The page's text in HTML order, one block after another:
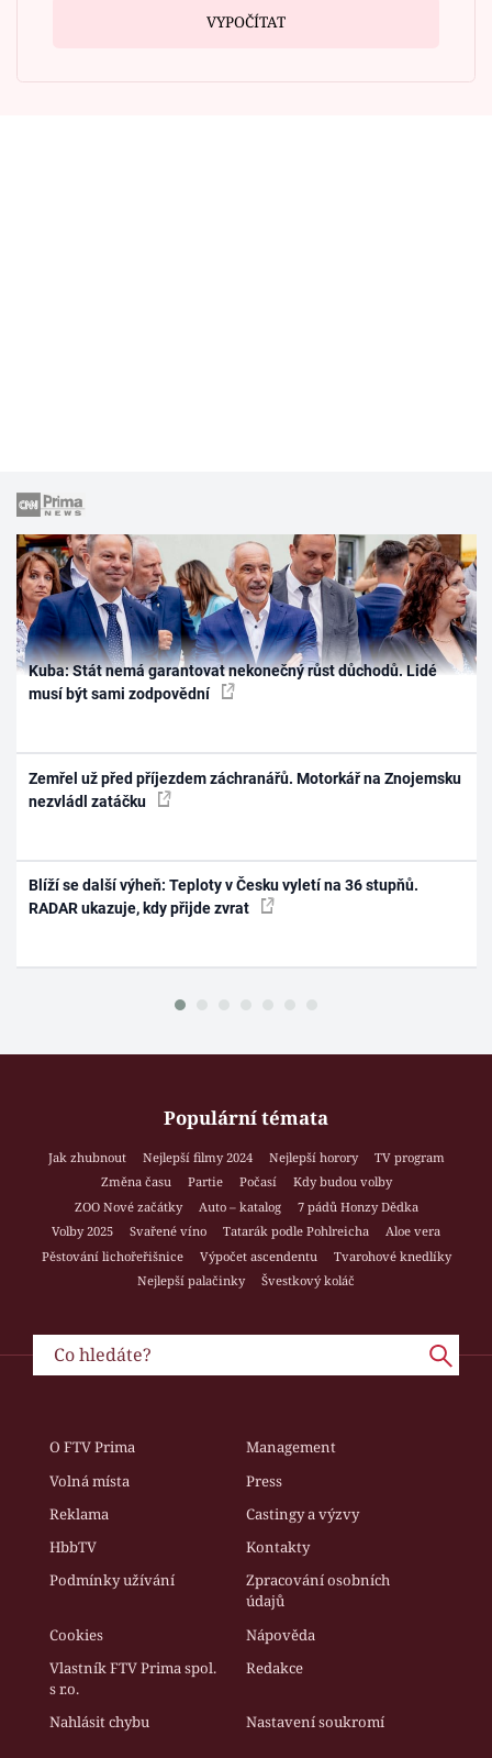
VYPOČÍTAT
Kuba: Stát nemá garantovat nekonečný růst důchodů. Lidé
musí být sami zodpovědní
Zemřel už před příjezdem záchranářů. Motorkář na Znojemsku
nezvládl zatáčku
Blíží se další výheň: Teploty v Česku vyletí na 36 stupňů.
RADAR ukazuje, kdy přijde zvrat
Populární témata
Jak zhubnout Nejlepší filmy 2024 Nejlepší horory
TV program
Změna času
Partie Počasí
Kdy budou volby
ZOO Nové začátky
Auto – katalog
7 pádů Honzy Dědka
Volby 2025
Svařené víno Tatarák podle Pohlreicha
Aloe vera
Pěstování lichořeřišnice
Výpočet ascendentu
Tvarohové knedlíky
Nejlepší palačinky
Švestkový koláč
O FTV Prima
Management
Volná místa
Press
Reklama
Castingy a výzvy
HbbTV
Kontakty
Podmínky užívání
Zpracování osobních
údajů
Cookies
Nápověda
Vlastník FTV Prima spol.
s r.o.
Redakce
Nahlásit chybu Nastavení soukromí